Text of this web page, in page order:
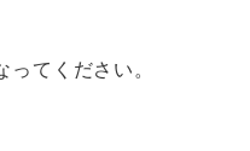
てください。